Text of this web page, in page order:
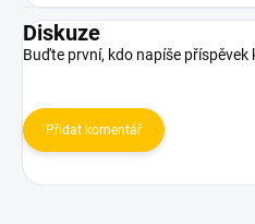
Diskuze
Buďte první, kdo napíše příspěvek
Přidat komentář